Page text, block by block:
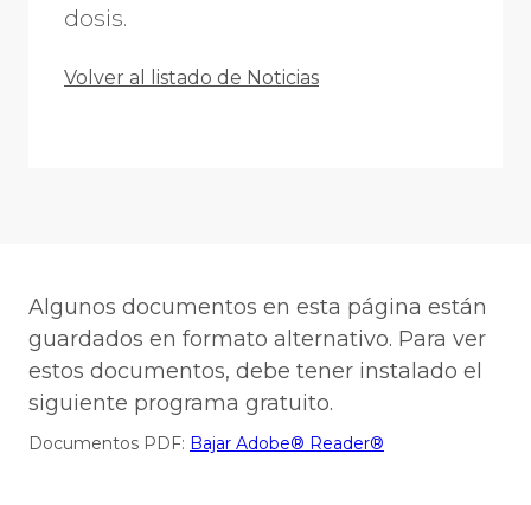
dosis.
Volver al listado de Noticias
Algunos documentos en esta página están
guardados en formato alternativo. Para ver
estos documentos, debe tener instalado el
siguiente programa gratuito.
Documentos PDF: Bajar Adobe® Reader®